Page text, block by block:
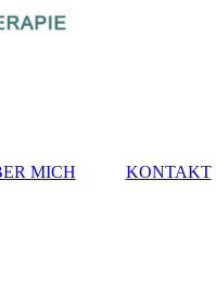
MICH KONTAKT